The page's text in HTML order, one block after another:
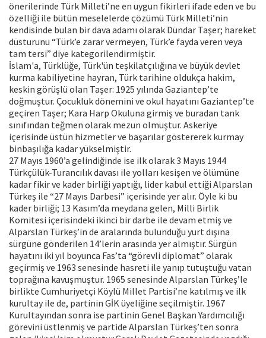
önerilerinde Türk Milleti’ne en uygun fikirleri ifade eden ve bu
özelliği ile bütün meselelerde çözümü Türk Milleti’nin
kendisinde bulan bir dava adamı olarak Dündar Taşer; hareket
düsturunu “Türk’e zarar vermeyen, Türk’e fayda veren veya
tam tersi” diye kategorilendirmiştir.
İslam'a, Türklüğe, Türk'ün teşkilatçılığına ve büyük devlet
kurma kabiliyetine hayran, Türk tarihine oldukça hakim,
keskin görüşlü olan Taşer: 1925 yılında Gaziantep’te
doğmuştur. Çocukluk dönemini ve okul hayatını Gaziantep’te
geçiren Taşer; Kara Harp Okuluna girmiş ve buradan tank
sınıfından teğmen olarak mezun olmuştur. Askeriye
içerisinde üstün hizmetler ve başarılar göstererek kurmay
binbaşılığa kadar yükselmiştir.
27 Mayıs 1960’a gelindiğinde ise ilk olarak 3 Mayıs 1944
Türkçülük-Turancılık davası ile yolları kesişen ve ölümüne
kadar fikir ve kader birliği yaptığı, lider kabul ettiği Alparslan
Türkeş ile “27 Mayıs Darbesi” içerisinde yer alır. Öyle ki bu
kader birliği; 13 Kasım’da meydana gelen, Milli Birlik
Komitesi içerisindeki ikinci bir darbe ile devam etmiş ve
Alparslan Türkeş’in de aralarında bulunduğu yurt dışına
sürgüne gönderilen 14’lerin arasında yer almıştır. Sürgün
hayatını iki yıl boyunca Fas’ta “görevli diplomat” olarak
geçirmiş ve 1963 senesinde hasreti ile yanıp tutuştuğu vatan
toprağına kavuşmuştur. 1965 senesinde Alparslan Türkeş’le
birlikte Cumhuriyetçi Köylü Millet Partisi’ne katılmış ve ilk
kurultay ile de, partinin GİK üyeliğine seçilmiştir. 1967
Kurultayından sonra ise partinin Genel Başkan Yardımcılığı
görevini üstlenmiş ve partide Alparslan Türkeş’ten sonra